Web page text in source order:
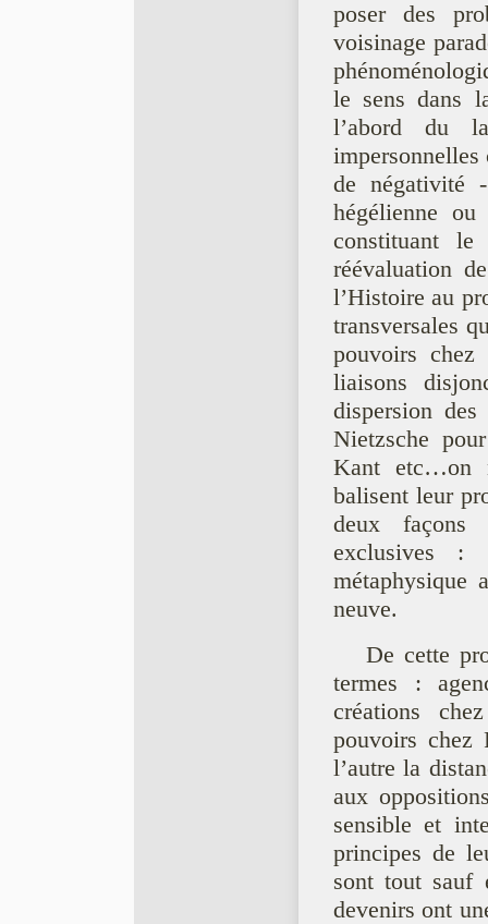
poser des
voisinage
le sens dans
l’abord du
de négativité
hégélienne
constituant
réévaluation
l’Histoire au
transversales
pouvoirs
liaisons
dispersion
Nietzsche
Kant etc…on
balisent leur
deux façons
exclusives :
métaphysique
neuve.
De cette
termes :
créations
pouvoirs chez
l’autre la
aux
sensible et
principes de
sont tout sauf
devenirs ont